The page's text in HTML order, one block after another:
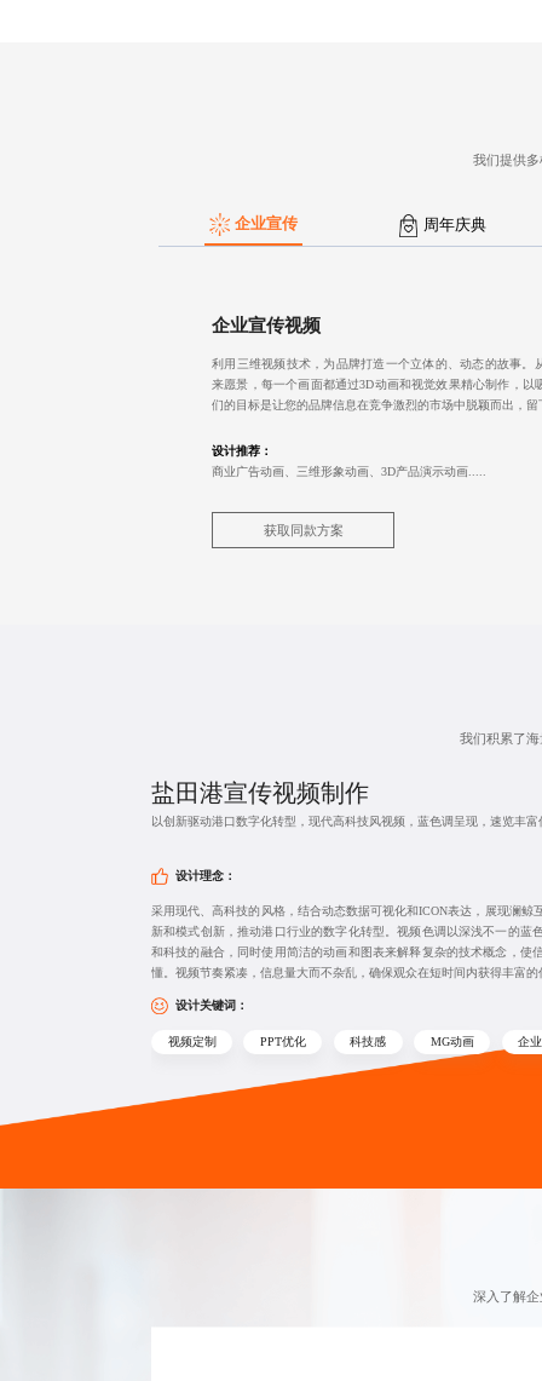
我们提供
企业宣传 周年庆典
企业宣传视频
利用三维视频技术，为品牌打造一个立体的、动态的故事。
来愿景，每一个画面都通过3D动画和视觉效果精心制作，以
们的目标是让您的品牌信息在竞争激烈的市场中脱颖而出，留
设计推荐：
商业广告动画、三维形象动画、3D产品演示动画.....
获取同款方案
我们积累了
盐田港宣传视频制作
以创新驱动港口数字化转型，现代高科技风视频，蓝色调呈现，速览丰富
设计理念：
采用现代、高科技的风格，结合动态数据可视化和ICON表达，展现澜鲸
新和模式创新，推动港口行业的数字化转型。视频色调以深浅不一的蓝
和科技的融合，同时使用简洁的动画和图表来解释复杂的技术概念，使
懂。视频节奏紧凑，信息量大而不杂乱，确保观众在短时间内获得丰富的
设计关键词：
视频定制 PPT优化 科技感 MG动画 企
深入了解